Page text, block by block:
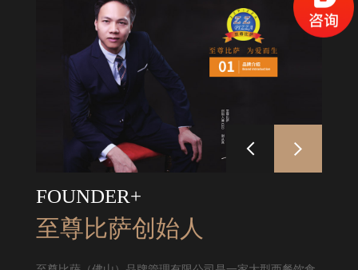
FOUNDER+
至尊比萨创始人